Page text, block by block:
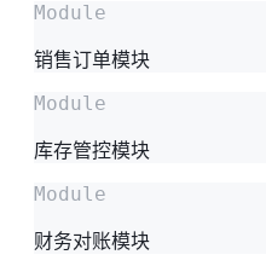
Module
销售订单模块
Module
库存管控模块
Module
财务对账模块